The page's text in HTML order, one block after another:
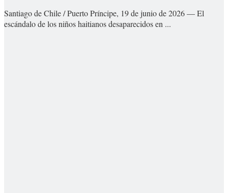
Santiago de Chile / Puerto Príncipe, 19 de junio de 2026 — El
escándalo de los niños haitianos desaparecidos en ...